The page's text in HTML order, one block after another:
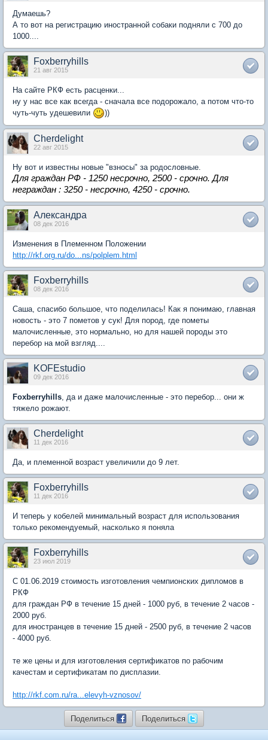
Думаешь?
А то вот на регистрацию иностранной собаки подняли с 700 до
1000....
Foxberryhills
21 авг 2015
На сайте РКФ есть расценки...
ну у нас все как всегда - сначала все подорожало, а потом что-то
чуть-чуть удешевили
))
Cherdelight
22 авг 2015
Ну вот и известны новые "взносы" за родословные.
Для граждан РФ - 1250 несрочно, 2500 - срочно. Для
неграждан : 3250 - несрочно, 4250 - срочно.
Александра
08 дек 2016
Изменения в Племенном Положении
http://rkf.org.ru/do...ns/polplem.html
Foxberryhills
08 дек 2016
Саша, спасибо большое, что поделилась! Как я понимаю, главная
новость - это 7 пометов у сук! Для пород, где пометы
малочисленные, это нормально, но для нашей породы это
перебор на мой взгляд....
KOFEstudio
09 дек 2016
Foxberryhills, да и даже малочисленные - это перебор... они ж
тяжело рожают.
Cherdelight
11 дек 2016
Да, и племенной возраст увеличили до 9 лет.
Foxberryhills
11 дек 2016
И теперь у кобелей минимальный возраст для использования
только рекомендуемый, насколько я поняла
Foxberryhills
23 июл 2019
С 01.06.2019 стоимость изготовления чемпионских дипломов в
РКФ
для граждан РФ в течение 15 дней - 1000 руб, в течение 2 часов -
2000 руб.
для иностранцев в течение 15 дней - 2500 руб, в течение 2 часов
- 4000 руб.
те же цены и для изготовления сертификатов по рабочим
качестам и сертификатам по дисплазии.
http://rkf.com.ru/ra...elevyh-vznosov/
Поделиться Поделиться